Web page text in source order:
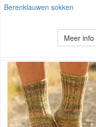
Berenklauwen sokken
Meer info